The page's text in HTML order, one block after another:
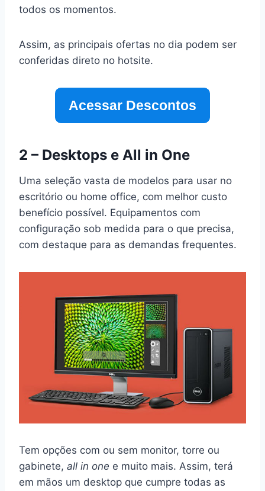
todos os momentos.
Assim, as principais ofertas no dia podem ser
conferidas direto no hotsite.
Acessar Descontos
2 – Desktops e All in One
Uma seleção vasta de modelos para usar no
escritório ou home office, com melhor custo
benefício possível. Equipamentos com
configuração sob medida para o que precisa,
com destaque para as demandas frequentes.
Tem opções com ou sem monitor, torre ou
gabinete, all in one e muito mais. Assim, terá
em mãos um desktop que cumpre todas as